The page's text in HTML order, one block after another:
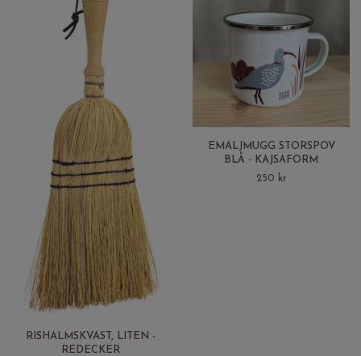
RISHALMSKVAST, LITEN -
REDECKER
EMALJMUGG STORSPOV
BLÅ - KAJSAFORM
250 kr